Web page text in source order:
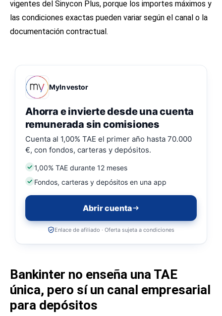
vigentes del Sinycon Plus, porque los importes máximos y
las condiciones exactas pueden variar según el canal o la
documentación contractual.
MyInvestor
Ahorra e invierte desde una cuenta
remunerada sin comisiones
Cuenta al 1,00% TAE el primer año hasta 70.000
€, con fondos, carteras y depósitos.
1,00% TAE durante 12 meses
Fondos, carteras y depósitos en una app
Abrir cuenta
Enlace de afiliado · Oferta sujeta a condiciones
Bankinter no enseña una TAE
única, pero sí un canal empresarial
para depósitos